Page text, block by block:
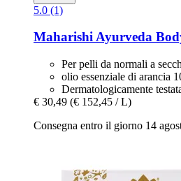
5.0 (1)
Maharishi Ayurveda
Per pelli da normali a
olio essenziale di arancia
Dermatologicamente
€ 30,49 (€ 152,45 / L)
Consegna entro il giorno 14